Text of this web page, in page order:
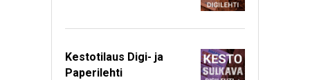
Kestotilaus Digi- ja
Paperilehti